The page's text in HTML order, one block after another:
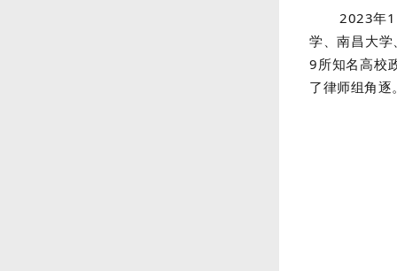
2023年
学、南昌大
9所知名高校
了律师组角逐